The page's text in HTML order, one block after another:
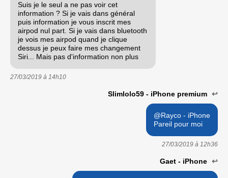
Suis je le seul a ne pas voir cet
information ? Si je vais dans général
puis information je vous inscrit mes
airpod nul part. Si je vais dans bluetooth
je vois mes airpod quand je clique
dessus je peux faire mes changement
Siri... Mais pas d'information non plus
27/03/2019 à 14h10
Slimlolo59 - iPhone premium ↩
@Rayco - iPhone
Pareil pour moi
27/03/2019 à 12h36
Gaet - iPhone ↩